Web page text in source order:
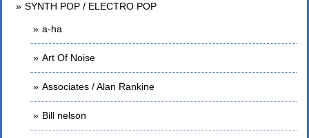
SYNTH POP / ELECTRO POP
a-ha
Art Of Noise
Associates / Alan Rankine
Bill nelson